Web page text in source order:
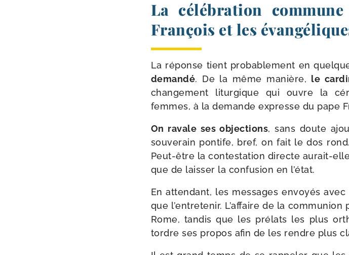
La célébration
François et les
La réponse tient pro­ba­ble­ment en
deman­dé. De la même manière, le
chan­ge­ment litur­gique qui ouvre la
femmes, à la demande expresse du pape
On ravale ses objec­tions, sans doute
sou­ve­rain pon­tife, bref, on fait le dos
Peut-​être la contes­ta­tion directe aurait-​
que de lais­ser la confu­sion en l’état.
En atten­dant, les mes­sages envoyés
que l’entretenir. L’affaire de la
Rome, tan­dis que les pré­lats les plus
tordre ses pro­pos afin de les rendre plus